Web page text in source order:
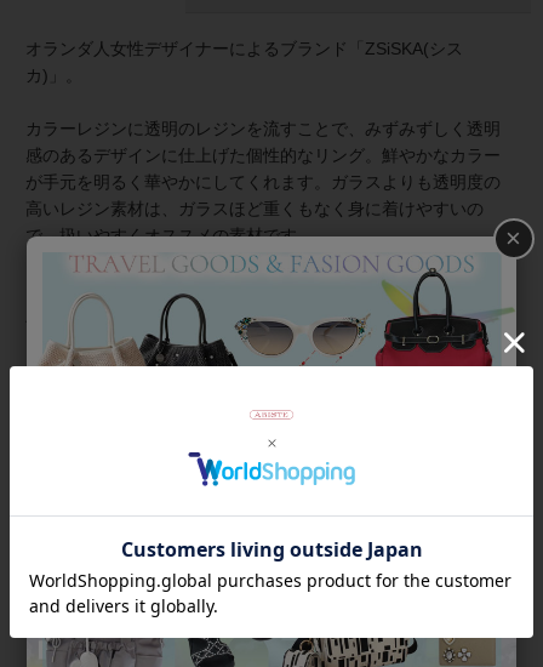
オランダ人女性デザイナーによるブランド「ZSiSKA(シス
カ)」。
カラーレジンに透明のレジンを流すことで、みずみずしく透明
感のあるデザインに仕上げた個性的なリング。鮮やかなカラー
が手元を明るく華やかにしてくれます。ガラスよりも透明度の
高いレジン素材は、ガラスほど重くもなく身に着けやすいの
で、扱いやすくオススメの素材です。
上質な樹脂、ポリエステルレジンの特性を活かし、ガラスのよ
うな質感を再現しつつも、軽くてつけやすいことで人気を博し
ています。肌に触れる部分に金属を使用していないため、アレ
◆シスカについて・コレクション一覧は
★雑誌掲載アイテム★
ミセスのスタイルブック盛夏号
商品番号 6160081
×